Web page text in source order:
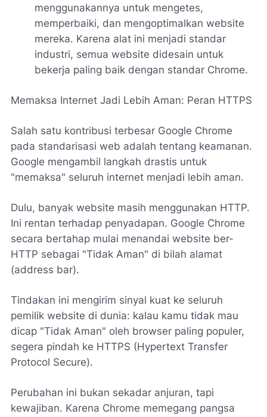
menggunakannya untuk mengetes,
memperbaiki, dan mengoptimalkan website
mereka. Karena alat ini menjadi standar
industri, semua website didesain untuk
bekerja paling baik dengan standar Chrome.
Memaksa Internet Jadi Lebih Aman: Peran HTTPS
Salah satu kontribusi terbesar Google Chrome
pada standarisasi web adalah tentang keamanan.
Google mengambil langkah drastis untuk
"memaksa" seluruh internet menjadi lebih aman.
Dulu, banyak website masih menggunakan HTTP.
Ini rentan terhadap penyadapan. Google Chrome
secara bertahap mulai menandai website ber-
HTTP sebagai "Tidak Aman" di bilah alamat
(address bar).
Tindakan ini mengirim sinyal kuat ke seluruh
pemilik website di dunia: kalau kamu tidak mau
dicap "Tidak Aman" oleh browser paling populer,
segera pindah ke HTTPS (Hypertext Transfer
Protocol Secure).
Perubahan ini bukan sekadar anjuran, tapi
kewajiban. Karena Chrome memegang pangsa